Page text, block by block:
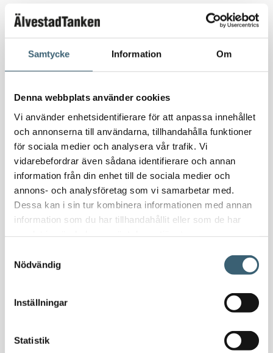
Samtycke Information Om
Denna webbplats använder cookies
Vi använder enhetsidentifierare för att anpassa innehållet
och annonserna till användarna, tillhandahålla funktioner
för sociala medier och analysera vår trafik. Vi
vidarebefordrar även sådana identifierare och annan
information från din enhet till de sociala medier och
annons- och analysföretag som vi samarbetar med.
Dessa kan i sin tur kombinera informationen med annan
information som du har tillhandahållit eller som de har
Nödvändig
Inställningar
Statistik
Bufferttankar till växtskyddsspruta
Vattenplattformar
Vattenvagnar
Nödvattenutrustning
Specialsvetsade lagringstankar
Ståltankar för lagring, transport & process
AdBlue
AdBluetankar
AdBlue transporttankar
AdBluepumpar & tillbehör
Diesel
Dieseltank reservdelar & tillbehör